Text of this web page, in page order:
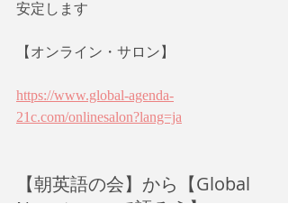
安定します
【オンライン・サロン】
https://www.global-agenda-
21c.com/onlinesalon?lang=ja
【朝英語の会】から【Global
Newsについて語ろう】へ